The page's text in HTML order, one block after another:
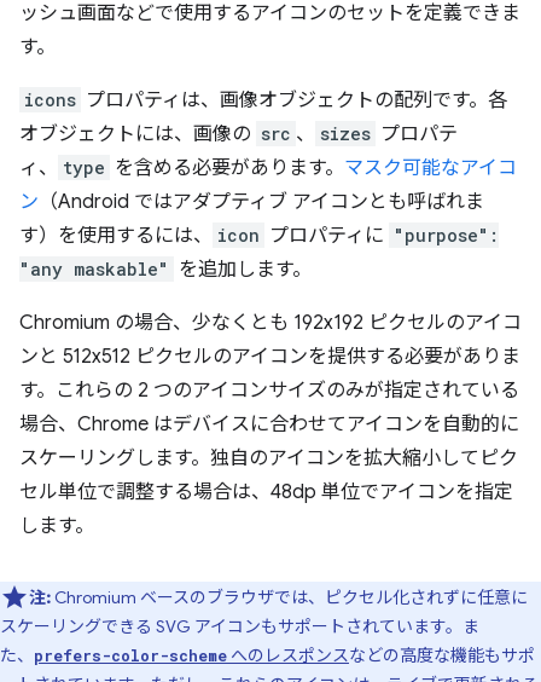
ッシュ画面などで使用するアイコンのセットを定義できま
す。
icons プロパティは、画像オブジェクトの配列です。各
オブジェクトには、画像の src 、 sizes プロパテ
ィ、
type を含める必要があります。 マスク可能なアイコ
ン （Android ではアダプティブ アイコンとも呼ばれま
す）を使用するには、
icon プロパティに "purpose":
"any maskable"
を追加します。
Chromium の場合、少なくとも 192x192 ピクセルのアイコ
ンと 512x512 ピクセルのアイコンを提供する必要がありま
す。これらの 2 つのアイコンサイズのみが指定されている
場合、Chrome はデバイスに合わせてアイコンを自動的に
スケーリングします。独自のアイコンを拡大縮小してピク
セル単位で調整する場合は、48dp 単位でアイコンを指定
します。
注: Chromium ベースのブラウザでは、ピクセル化されずに任意に
スケーリングできる SVG アイコンもサポートされています。ま
た、
prefers-color-scheme へのレスポンスなどの高度な機能もサポ